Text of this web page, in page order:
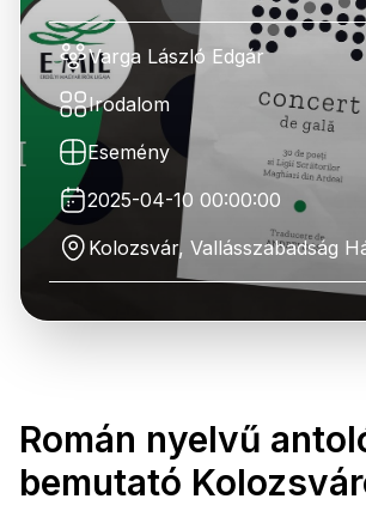
Varga László Edgár
Irodalom
Esemény
2025-04-10 00:00:00
Kolozsvár, Vallásszabadság
Román nyelvű
bemutató